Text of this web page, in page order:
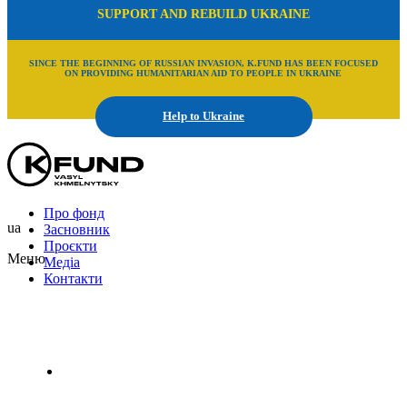
SUPPORT AND REBUILD UKRAINE
SINCE THE BEGINNING OF RUSSIAN INVASION, K.FUND HAS BEEN FOCUSED
ON PROVIDING HUMANITARIAN AID TO PEOPLE IN UKRAINE
Help to Ukraine
Про фонд
Засновник
Проєкти
Медіа
Контакти
ua
Меню